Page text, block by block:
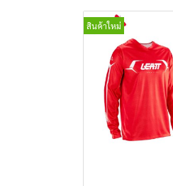
สินค้าใหม่